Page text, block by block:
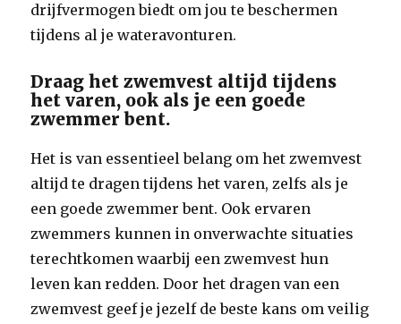
drijfvermogen biedt om jou te beschermen
tijdens al je wateravonturen.
Draag het zwemvest altijd tijdens
het varen, ook als je een goede
zwemmer bent.
Het is van essentieel belang om het zwemvest
altijd te dragen tijdens het varen, zelfs als je
een goede zwemmer bent. Ook ervaren
zwemmers kunnen in onverwachte situaties
terechtkomen waarbij een zwemvest hun
leven kan redden. Door het dragen van een
zwemvest geef je jezelf de beste kans om veilig